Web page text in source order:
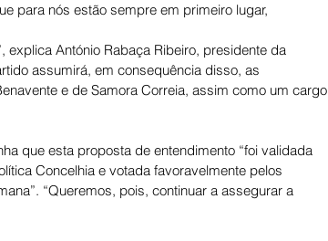
para nós estão sempre em primeiro lugar,
explica António Rabaça Ribeiro, presidente da
assumirá, em consequência disso, as
e de Samora Correia, assim como um cargo
que esta proposta de entendimento “foi validada
Concelhia e votada favoravelmente pelos
“Queremos, pois, continuar a assegurar a